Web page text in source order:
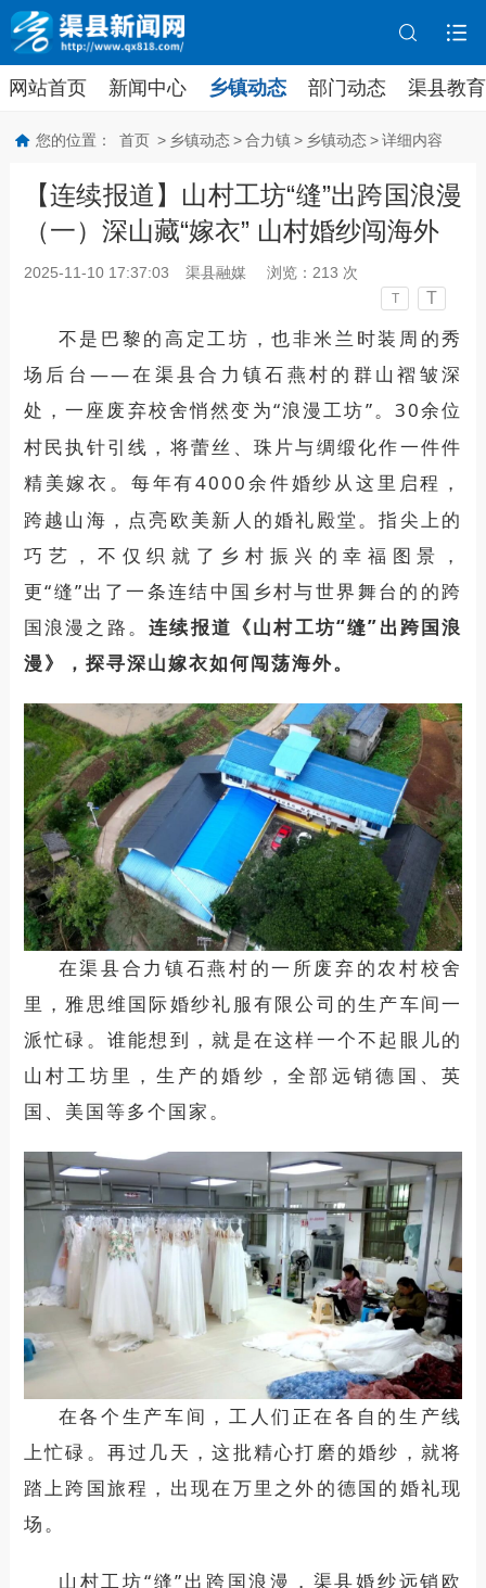
网站首页 新闻中心 乡镇动态 部门动态 渠县教育
您的位置： 首页 > 乡镇动态 > 合力镇 > 乡镇动态 > 详细内容
【连续报道】山村工坊“缝”出跨国浪漫
（一）深山藏“嫁衣” 山村婚纱闯海外
2025-11-10 17:37:03 渠县融媒 浏览： 213 次
T T
不是巴黎的高定工坊，也非米兰 时装周 的秀
场后台 ——在渠县合力镇石燕村的群山褶皱深
处 ，一座废弃校舍悄然变为“浪漫工坊”。 30余位
村民执针引线， 将蕾丝、珠 片与绸缎化作一件件
精美嫁衣。 每年有4000余件婚纱从这里启程，
跨越山海 ， 点亮 欧美新人 的婚礼殿堂。指尖上的
巧艺，不仅织就了 乡村振兴的幸福图景，
更“缝”出了一条连结中 国乡村与世界舞台的 的跨
国浪漫之路。连续报道《山村工坊“缝”出跨国浪
漫》，探寻深山嫁衣如何闯荡海外。
在渠县合力镇石燕村的一所废弃的农村校舍
里，雅思维国际婚纱礼服有限公司的生产车间一
派忙碌 。 谁能想到，就是在这样一个不起眼 儿的
山村工坊 里 ， 生产的婚纱，全部 远销德国、英
国、美国等多个国家。
在各个生产车间，工人们 正在各自的生产线
上忙碌。 再过几天，这批精心打磨的婚纱 ， 就将
踏上跨国旅程，出现在万里之外的德国的婚礼现
场。
山村工坊“缝”出跨国浪漫，渠县婚纱远销欧